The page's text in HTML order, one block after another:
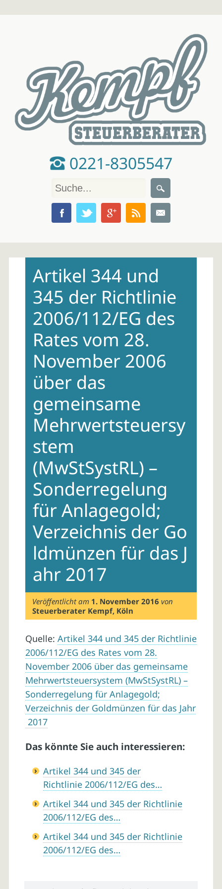
0221-8305547
contentArtikel 344 und
345 der Richtlinie
2006/112/EG des
Rates vom 28.
November 2006
über das
gemeinsame
Mehrwertsteuersy
stem
(MwStSystRL) –
Sonderregelung
für Anlagegold;
Verzeichnis der Go
ldmünzen für das J
ahr 2017
Veröffentlicht am 1. November 2016 von
Steuerberater Kempf, Köln
Quelle: Artikel 344 und 345 der Richtlinie
2006/112/EG des Rates vom 28.
November 2006 über das gemeinsame
Mehrwertsteuersystem (MwStSystRL) –
Sonderregelung für Anlagegold;
Verzeichnis der Goldmünzen für das Jahr
2017
Das könnte Sie auch interessieren:
Artikel 344 und 345 der
Richtlinie 2006/112/EG des…
Artikel 344 und 345 der Richtlinie
2006/112/EG des…
Artikel 344 und 345 der Richtlinie
2006/112/EG des…